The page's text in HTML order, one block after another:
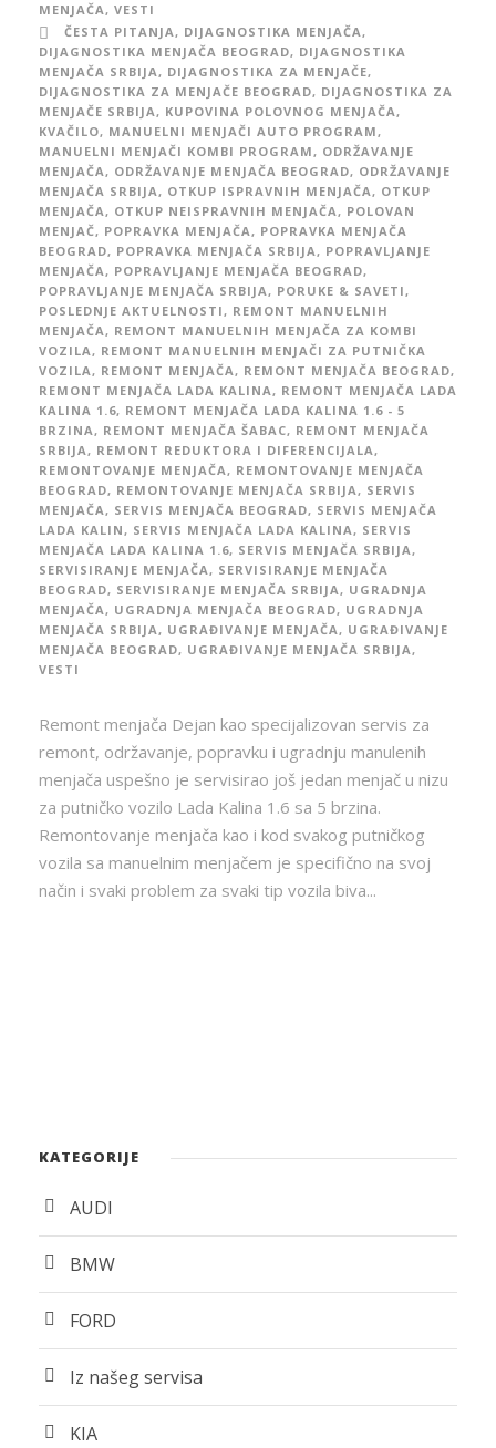
MENJAČA, VESTI
ČESTA PITANJA, DIJAGNOSTIKA MENJAČA,
DIJAGNOSTIKA MENJAČA BEOGRAD, DIJAGNOSTIKA
MENJAČA SRBIJA, DIJAGNOSTIKA ZA MENJAČE,
DIJAGNOSTIKA ZA MENJAČE BEOGRAD, DIJAGNOSTIKA ZA
MENJAČE SRBIJA, KUPOVINA POLOVNOG MENJAČA,
KVAČILO, MANUELNI MENJAČI AUTO PROGRAM,
MANUELNI MENJAČI KOMBI PROGRAM, ODRŽAVANJE
MENJAČA, ODRŽAVANJE MENJAČA BEOGRAD, ODRŽAVANJE
MENJAČA SRBIJA, OTKUP ISPRAVNIH MENJAČA, OTKUP
MENJAČA, OTKUP NEISPRAVNIH MENJAČA, POLOVAN
MENJAČ, POPRAVKA MENJAČA, POPRAVKA MENJAČA
BEOGRAD, POPRAVKA MENJAČA SRBIJA, POPRAVLJANJE
MENJAČA, POPRAVLJANJE MENJAČA BEOGRAD,
POPRAVLJANJE MENJAČA SRBIJA, PORUKE & SAVETI,
POSLEDNJE AKTUELNOSTI, REMONT MANUELNIH
MENJAČA, REMONT MANUELNIH MENJAČA ZA KOMBI
VOZILA, REMONT MANUELNIH MENJAČI ZA PUTNIČKA
VOZILA, REMONT MENJAČA, REMONT MENJAČA BEOGRAD,
REMONT MENJAČA LADA KALINA, REMONT MENJAČA LADA
KALINA 1.6, REMONT MENJAČA LADA KALINA 1.6 - 5
BRZINA, REMONT MENJAČA ŠABAC, REMONT MENJAČA
SRBIJA, REMONT REDUKTORA I DIFERENCIJALA,
REMONTOVANJE MENJAČA, REMONTOVANJE MENJAČA
BEOGRAD, REMONTOVANJE MENJAČA SRBIJA, SERVIS
MENJAČA, SERVIS MENJAČA BEOGRAD, SERVIS MENJAČA
LADA KALIN, SERVIS MENJAČA LADA KALINA, SERVIS
MENJAČA LADA KALINA 1.6, SERVIS MENJAČA SRBIJA,
SERVISIRANJE MENJAČA, SERVISIRANJE MENJAČA
BEOGRAD, SERVISIRANJE MENJAČA SRBIJA, UGRADNJA
MENJAČA, UGRADNJA MENJAČA BEOGRAD, UGRADNJA
MENJAČA SRBIJA, UGRAĐIVANJE MENJAČA, UGRAĐIVANJE
MENJAČA BEOGRAD, UGRAĐIVANJE MENJAČA SRBIJA,
VESTI
Remont menjača Dejan kao specijalizovan servis za
remont, održavanje, popravku i ugradnju manulenih
menjača uspešno je servisirao još jedan menjač u nizu
za putničko vozilo Lada Kalina 1.6 sa 5 brzina.
Remontovanje menjača kao i kod svakog putničkog
vozila sa manuelnim menjačem je specifično na svoj
način i svaki problem za svaki tip vozila biva...
KATEGORIJE
AUDI
BMW
FORD
Iz našeg servisa
KIA